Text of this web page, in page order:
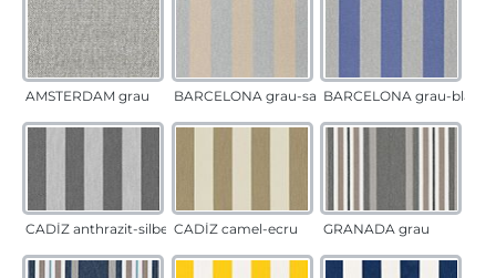
AMSTERDAM grau BARCELONA grau-sandBARCELONA grau-blau
CADÍZ anthrazit-silber CADÍZ camel-ecru GRANADA grau